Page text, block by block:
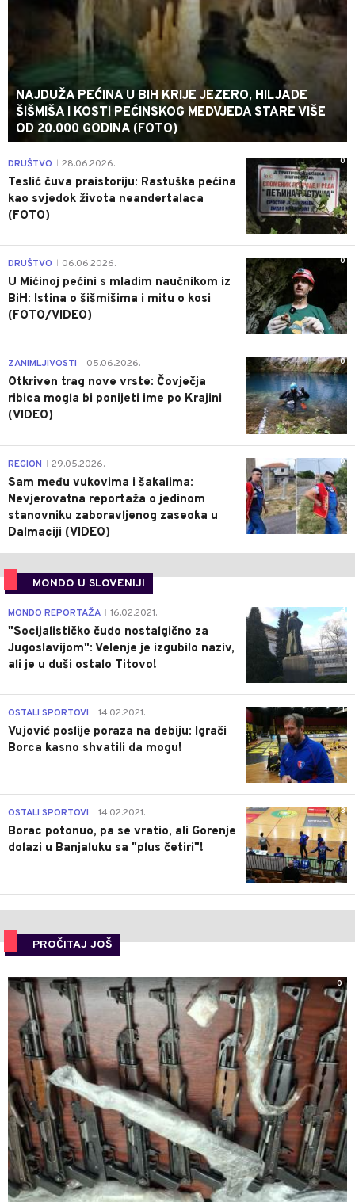
NAJDUŽA PEĆINA U BIH KRIJE JEZERO, HILJADE
ŠIŠMIŠA I KOSTI PEĆINSKOG MEDVJEDA STARE VIŠE
OD 20.000 GODINA (FOTO)
0
DRUŠTVO 28.06.2026.
Teslić čuva praistoriju: Rastuška pećina
kao svjedok života neandertalaca
(FOTO)
0
DRUŠTVO 06.06.2026.
U Mićinoj pećini s mladim naučnikom iz
BiH: Istina o šišmišima i mitu o kosi
(FOTO/VIDEO)
0
ZANIMLJIVOSTI 05.06.2026.
Otkriven trag nove vrste: Čovječja
ribica mogla bi ponijeti ime po Krajini
(VIDEO)
0
REGION 29.05.2026.
Sam među vukovima i šakalima:
Nevjerovatna reportaža o jedinom
stanovniku zaboravljenog zaseoka u
Dalmaciji (VIDEO)
MONDO U SLOVENIJI
4
MONDO REPORTAŽA 16.02.2021.
"Socijalističko čudo nostalgično za
Jugoslavijom": Velenje je izgubilo naziv,
ali je u duši ostalo Titovo!
1
OSTALI SPORTOVI 14.02.2021.
Vujović poslije poraza na debiju: Igrači
Borca kasno shvatili da mogu!
3
OSTALI SPORTOVI 14.02.2021.
Borac potonuo, pa se vratio, ali Gorenje
dolazi u Banjaluku sa "plus četiri"!
PROČITAJ JOŠ
0